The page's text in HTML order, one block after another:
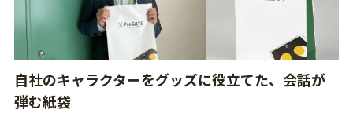
自社のキャラクターをグッズに役立てた、会話が
弾む紙袋